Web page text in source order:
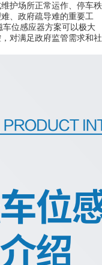
护场所正常运作、停车秩
、政府疏导难的重要工
位感应器方案可以极大
对满足政府监管需求和社